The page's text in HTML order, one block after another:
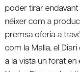
poder tirar
néixer com a
premsa oferia a
com la Malla, el
a la vista un forat